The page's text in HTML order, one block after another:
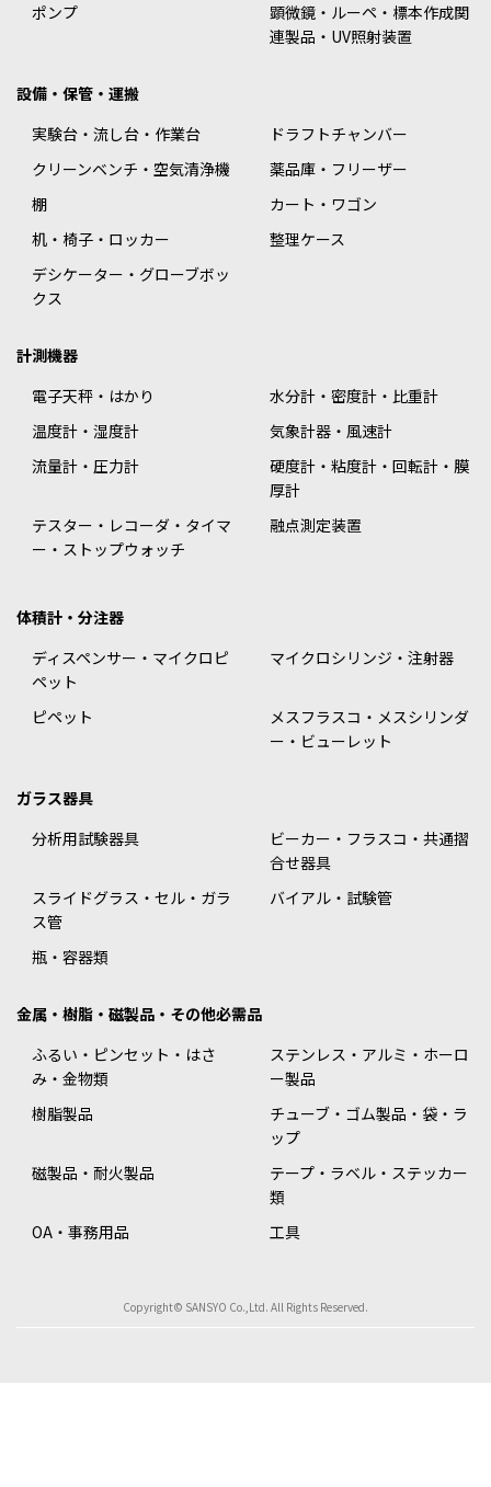
ポンプ
顕微鏡・ルーペ・標本作成関
連製品・UV照射装置
設備・保管・運搬
実験台・流し台・作業台
ドラフトチャンバー
クリーンベンチ・空気清浄機
薬品庫・フリーザー
棚
カート・ワゴン
机・椅子・ロッカー
整理ケース
デシケーター・グローブボッ
クス
計測機器
電子天秤・はかり
水分計・密度計・比重計
温度計・湿度計
気象計器・風速計
流量計・圧力計
硬度計・粘度計・回転計・膜
厚計
テスター・レコーダ・タイマ
ー・ストップウォッチ
融点測定装置
体積計・分注器
ディスペンサー・マイクロピ
ペット
マイクロシリンジ・注射器
ピペット
メスフラスコ・メスシリンダ
ー・ビューレット
ガラス器具
分析用試験器具
ビーカー・フラスコ・共通摺
合せ器具
スライドグラス・セル・ガラ
ス管
バイアル・試験管
瓶・容器類
金属・樹脂・磁製品・その他必需品
ふるい・ピンセット・はさ
み・金物類
ステンレス・アルミ・ホーロ
ー製品
樹脂製品
チューブ・ゴム製品・袋・ラ
ップ
磁製品・耐火製品
テープ・ラベル・ステッカー
類
OA・事務用品
工具
Copyright© SANSYO Co.,Ltd. All Rights Reserved.